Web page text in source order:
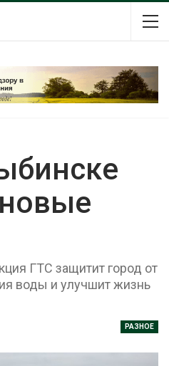
ГТС защитит город от
воды и улучшит жизнь
РАЗНОЕ